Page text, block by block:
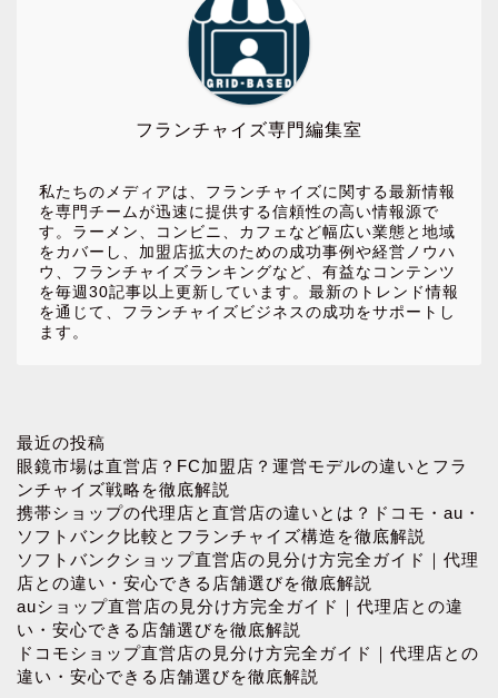
フランチャイズ専門編集室
私たちのメディアは、フランチャイズに関する最新情報
を専門チームが迅速に提供する信頼性の高い情報源で
す。ラーメン、コンビニ、カフェなど幅広い業態と地域
をカバーし、加盟店拡大のための成功事例や経営ノウハ
ウ、フランチャイズランキングなど、有益なコンテンツ
を毎週30記事以上更新しています。最新のトレンド情報
を通じて、フランチャイズビジネスの成功をサポートし
ます。
最近の投稿
眼鏡市場は直営店？FC加盟店？運営モデルの違いとフラ
ンチャイズ戦略を徹底解説
携帯ショップの代理店と直営店の違いとは？ドコモ・au・
ソフトバンク比較とフランチャイズ構造を徹底解説
ソフトバンクショップ直営店の見分け方完全ガイド｜代理
店との違い・安心できる店舗選びを徹底解説
auショップ直営店の見分け方完全ガイド｜代理店との違
い・安心できる店舗選びを徹底解説
ドコモショップ直営店の見分け方完全ガイド｜代理店との
違い・安心できる店舗選びを徹底解説
お問い合わせ
プロフィール
プライバシーポリシー